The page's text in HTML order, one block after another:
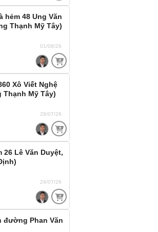
hẻm 48 Ung Văn
Thạnh Mỹ Tây)
01/08/26
Xô Viết Nghệ
Thạnh Mỹ Tây)
28/07/26
26 Lê Văn Duyệt,
24/07/26
đường Phan Văn